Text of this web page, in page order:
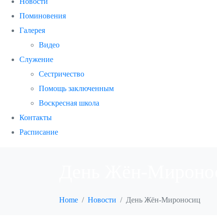
Поминовения
Галерея
Видео
Служение
Сестричество
Помощь заключенным
Воскресная школа
Контакты
Расписание
Home Новости День Жён-Мироносиц